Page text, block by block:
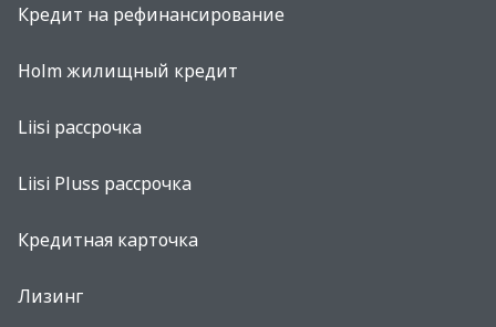
Кредит на рефинансированиe
Holm жилищный кредит
Liisi рассрочка
Liisi Pluss рассрочка
Кредитная карточка
Лизинг